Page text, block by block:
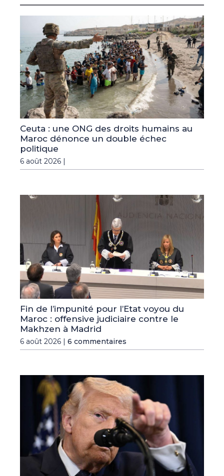
Ceuta : une ONG des droits humains au
Maroc dénonce un double échec
politique
6 août 2026 |
Fin de l’impunité pour l’Etat voyou du
Maroc : offensive judiciaire contre le
Makhzen à Madrid
6 août 2026 | 6 commentaires